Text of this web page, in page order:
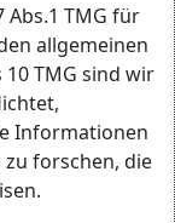
Abs.1 TMG für
allgemeinen
TMG sind wir
Informationen
forschen, die